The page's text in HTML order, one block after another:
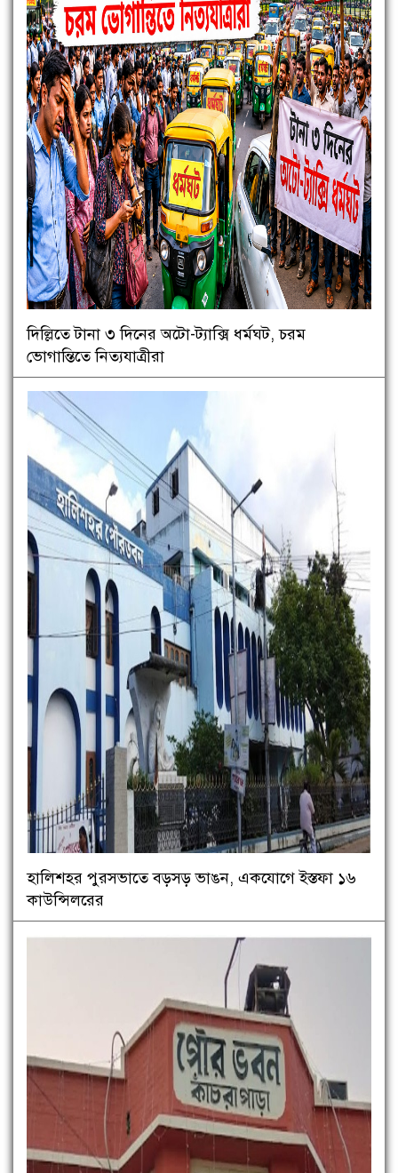
দিল্লিতে টানা ৩ দিনের অটো-ট্যাক্সি ধর্মঘট, চরম
ভোগান্তিতে নিত্যযাত্রীরা
হালিশহর পুরসভাতে বড়সড় ভাঙন, একযোগে ইস্তফা ১৬
কাউন্সিলরের